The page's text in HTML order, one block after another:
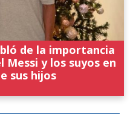
de la importancia
Messi y los suyos en
sus hijos